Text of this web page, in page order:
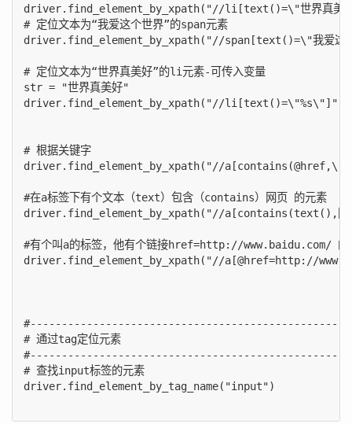
driver.find_element_by_xpath("//li[text()=\"世界真
# 定位文本为“我爱这个世界”的span元素
driver.find_element_by_xpath("//span[text()=\"我爱这
# 定位文本为“世界真美好”的li元素-可传入变量
str = "世界真美好"
driver.find_element_by_xpath("//li[text()=\"%s\"]"
# 根据关键字
driver.find_element_by_xpath("//
#在a标签下有个文本（text）包含（contains）网页 的元素
driver.find_element_by_xpath("//a[contains(text(),
#有个叫a的标签，他有个链接href=http://www.baidu.com/ 的
driver.find_element_by_xpath("//a[@href=http://
# 通过tag定位元素
# 查找input标签的元素
driver.find_element_by_tag_name("input")